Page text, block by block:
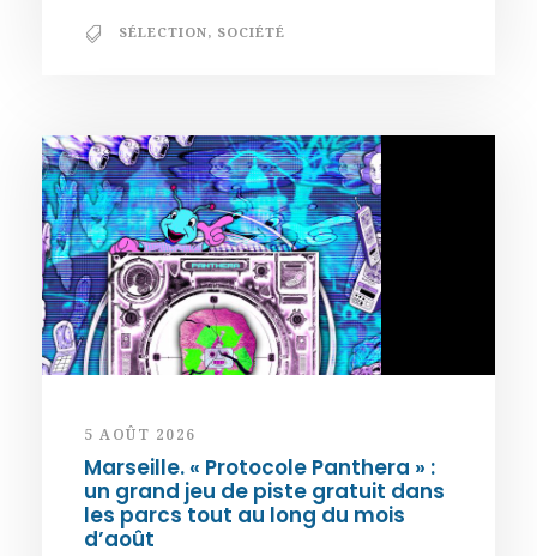
SÉLECTION, SOCIÉTÉ
5 AOÛT 2026
Marseille. « Protocole Panthera » :
un grand jeu de piste gratuit dans
les parcs tout au long du mois
d’août